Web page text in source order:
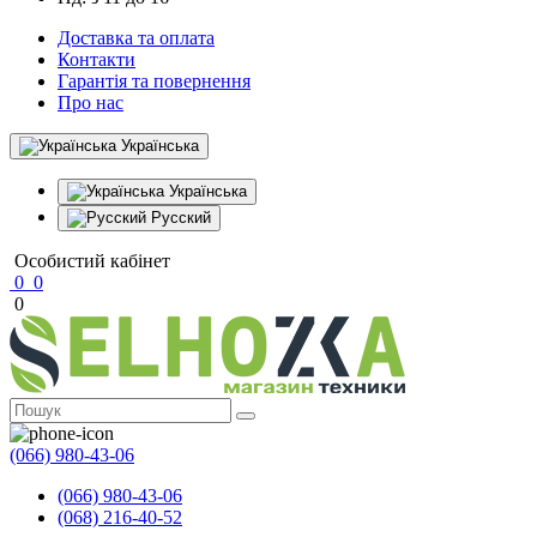
Доставка та оплата
Контакти
Гарантія та повернення
Про нас
Українська
Українська
Русский
Особистий кабінет
0 0
0
(066) 980-43-06
(066) 980-43-06
(068) 216-40-52